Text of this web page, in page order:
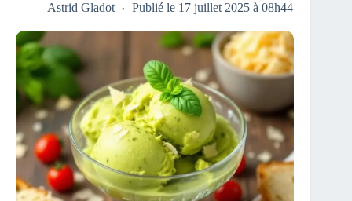
Astrid Gladot Publié le 17 juillet 2025 à 08h44